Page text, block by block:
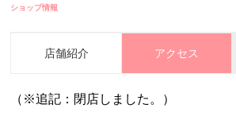
ショップ情報
店舗紹介 アクセス
（※追記：閉店しました。）